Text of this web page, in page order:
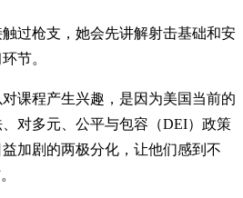
过枪支，她会先讲解射击基础和安
节。
课程产生兴趣，是因为美国当前的
对多元、公平与包容（DEI）政策
加剧的两极分化，让他们感到不